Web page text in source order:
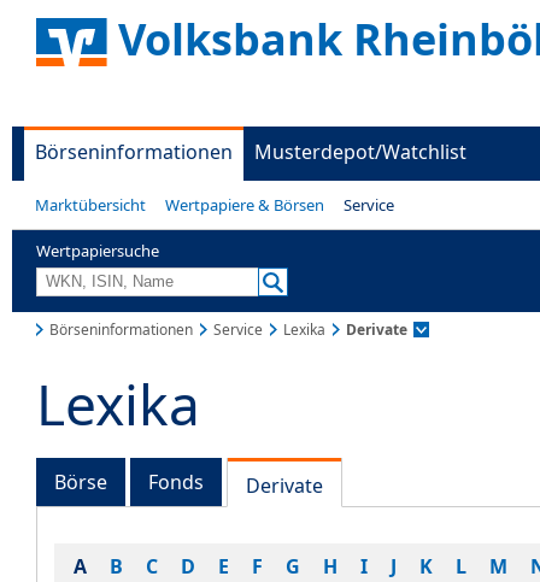
Volksbank
Börseninformationen Musterdepot/Watchlist
Marktübersicht Wertpapiere & Börsen Service
Wertpapiersuche
Börseninformationen Service Lexika Derivate
Lexika
Börse Fonds Derivate
A B C D E F G H I J K L M